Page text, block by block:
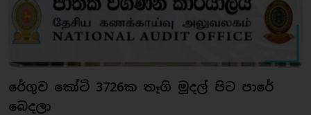
රේගුව කෝටි 3726ක තෑගි මුදල් පිට පාරේ
බෙදලා